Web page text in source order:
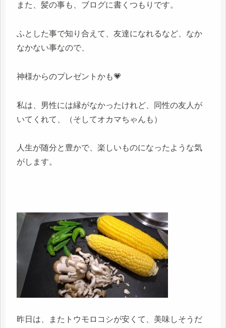
また、髪の事も、ブログに書くつもりです。
ふとした事で知り合えて、友達になれるなど、なか
なかない事なので、
神様からのプレゼントかも💗
私は、男性には縁がなかったけれど、同性の友人が
いてくれて、（そしてオカマちゃんも）
人生が随分と豊かで、楽しいものになったような気
がします。
昨日は、またトウモロコシが安くて、美味しそうだ